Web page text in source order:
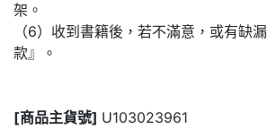
架。
（6）收到書籍後，若不滿意，或有缺
款』。
[商品主貨號] U103023961